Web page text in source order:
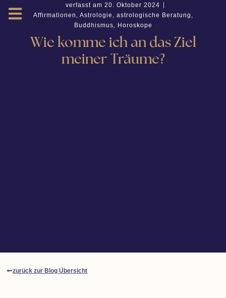
verfasst am 20. Oktober 2024
Affirmationen , Astrologie , astrologische Beratung ,
Buddhismus, Horoskope
Wie komme ich an das Ziel
meiner Träume?
zurück zur Blog Übersicht